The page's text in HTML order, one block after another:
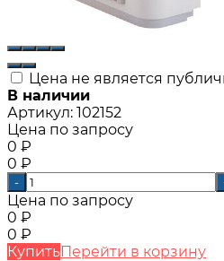
Цена не является
В наличии
Артикул: 102152
Цена по запросу
0 ₽
0 ₽
-
Цена по запросу
0 ₽
0 ₽
КупитьПерейти в корзину